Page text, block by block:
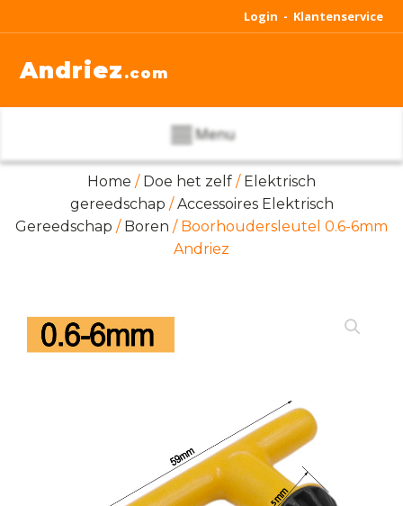
Login - Klantenservice
Andriez .com
Menu
Home / Doe het zelf / Elektrisch
gereedschap /Accessoires Elektrisch
Gereedschap / Boren / Boorhoudersleutel 0.6-6mm
Andriez